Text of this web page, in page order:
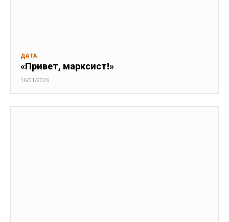
ДАТА
«Привет, марксист!»
16/01/2026